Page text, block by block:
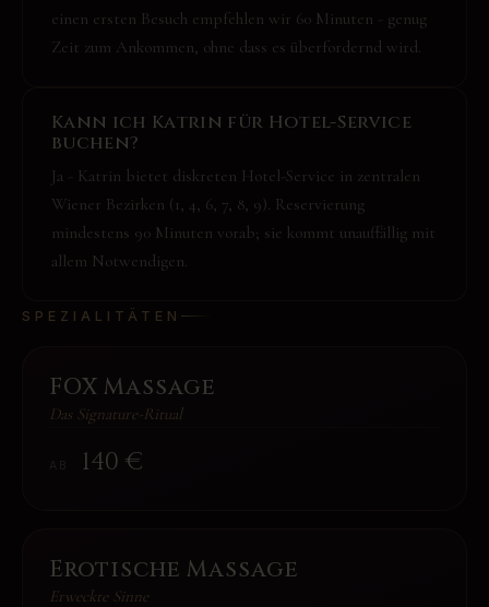
einen ersten Besuch empfehlen wir 60 Minuten - genug
Zeit zum Ankommen, ohne dass es überfordernd wird.
Kann ich Katrin für Hotel-Service
buchen?
Ja - Katrin bietet diskreten Hotel-Service in zentralen
Wiener Bezirken (1, 4, 6, 7, 8, 9). Reservierung
mindestens 90 Minuten vorab; sie kommt unauffällig mit
allem Notwendigen.
SPEZIALITÄTEN
FOX Massage
Das Signature-Ritual
140 €
Erotische Massage
Erweckte Sinne